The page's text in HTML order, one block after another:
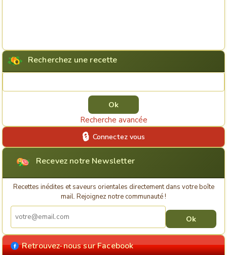
Recherchez une recette
Recherche avancée
Connectez vous
Recevez notre Newsletter
Recettes inédites et saveurs orientales directement dans votre boîte
mail. Rejoignez notre communauté !
Retrouvez-nous sur Facebook